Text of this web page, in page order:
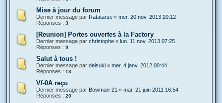
Mise à jour du forum
Dernier message par Ratatarse « mer. 20 nov. 2013 20:12
Réponses : 3
[Reunion] Portes ouvertes à la Factory
Dernier message par christophe « lun. 11 nov. 2013 07:25
Réponses : 9
Salut à tous !
Dernier message par deisuki « mer. 4 janv. 2012 00:44
Réponses : 13
Vf-0A reçu
Dernier message par Bowman-21 « mar. 21 juin 2011 16:54
Réponses : 20